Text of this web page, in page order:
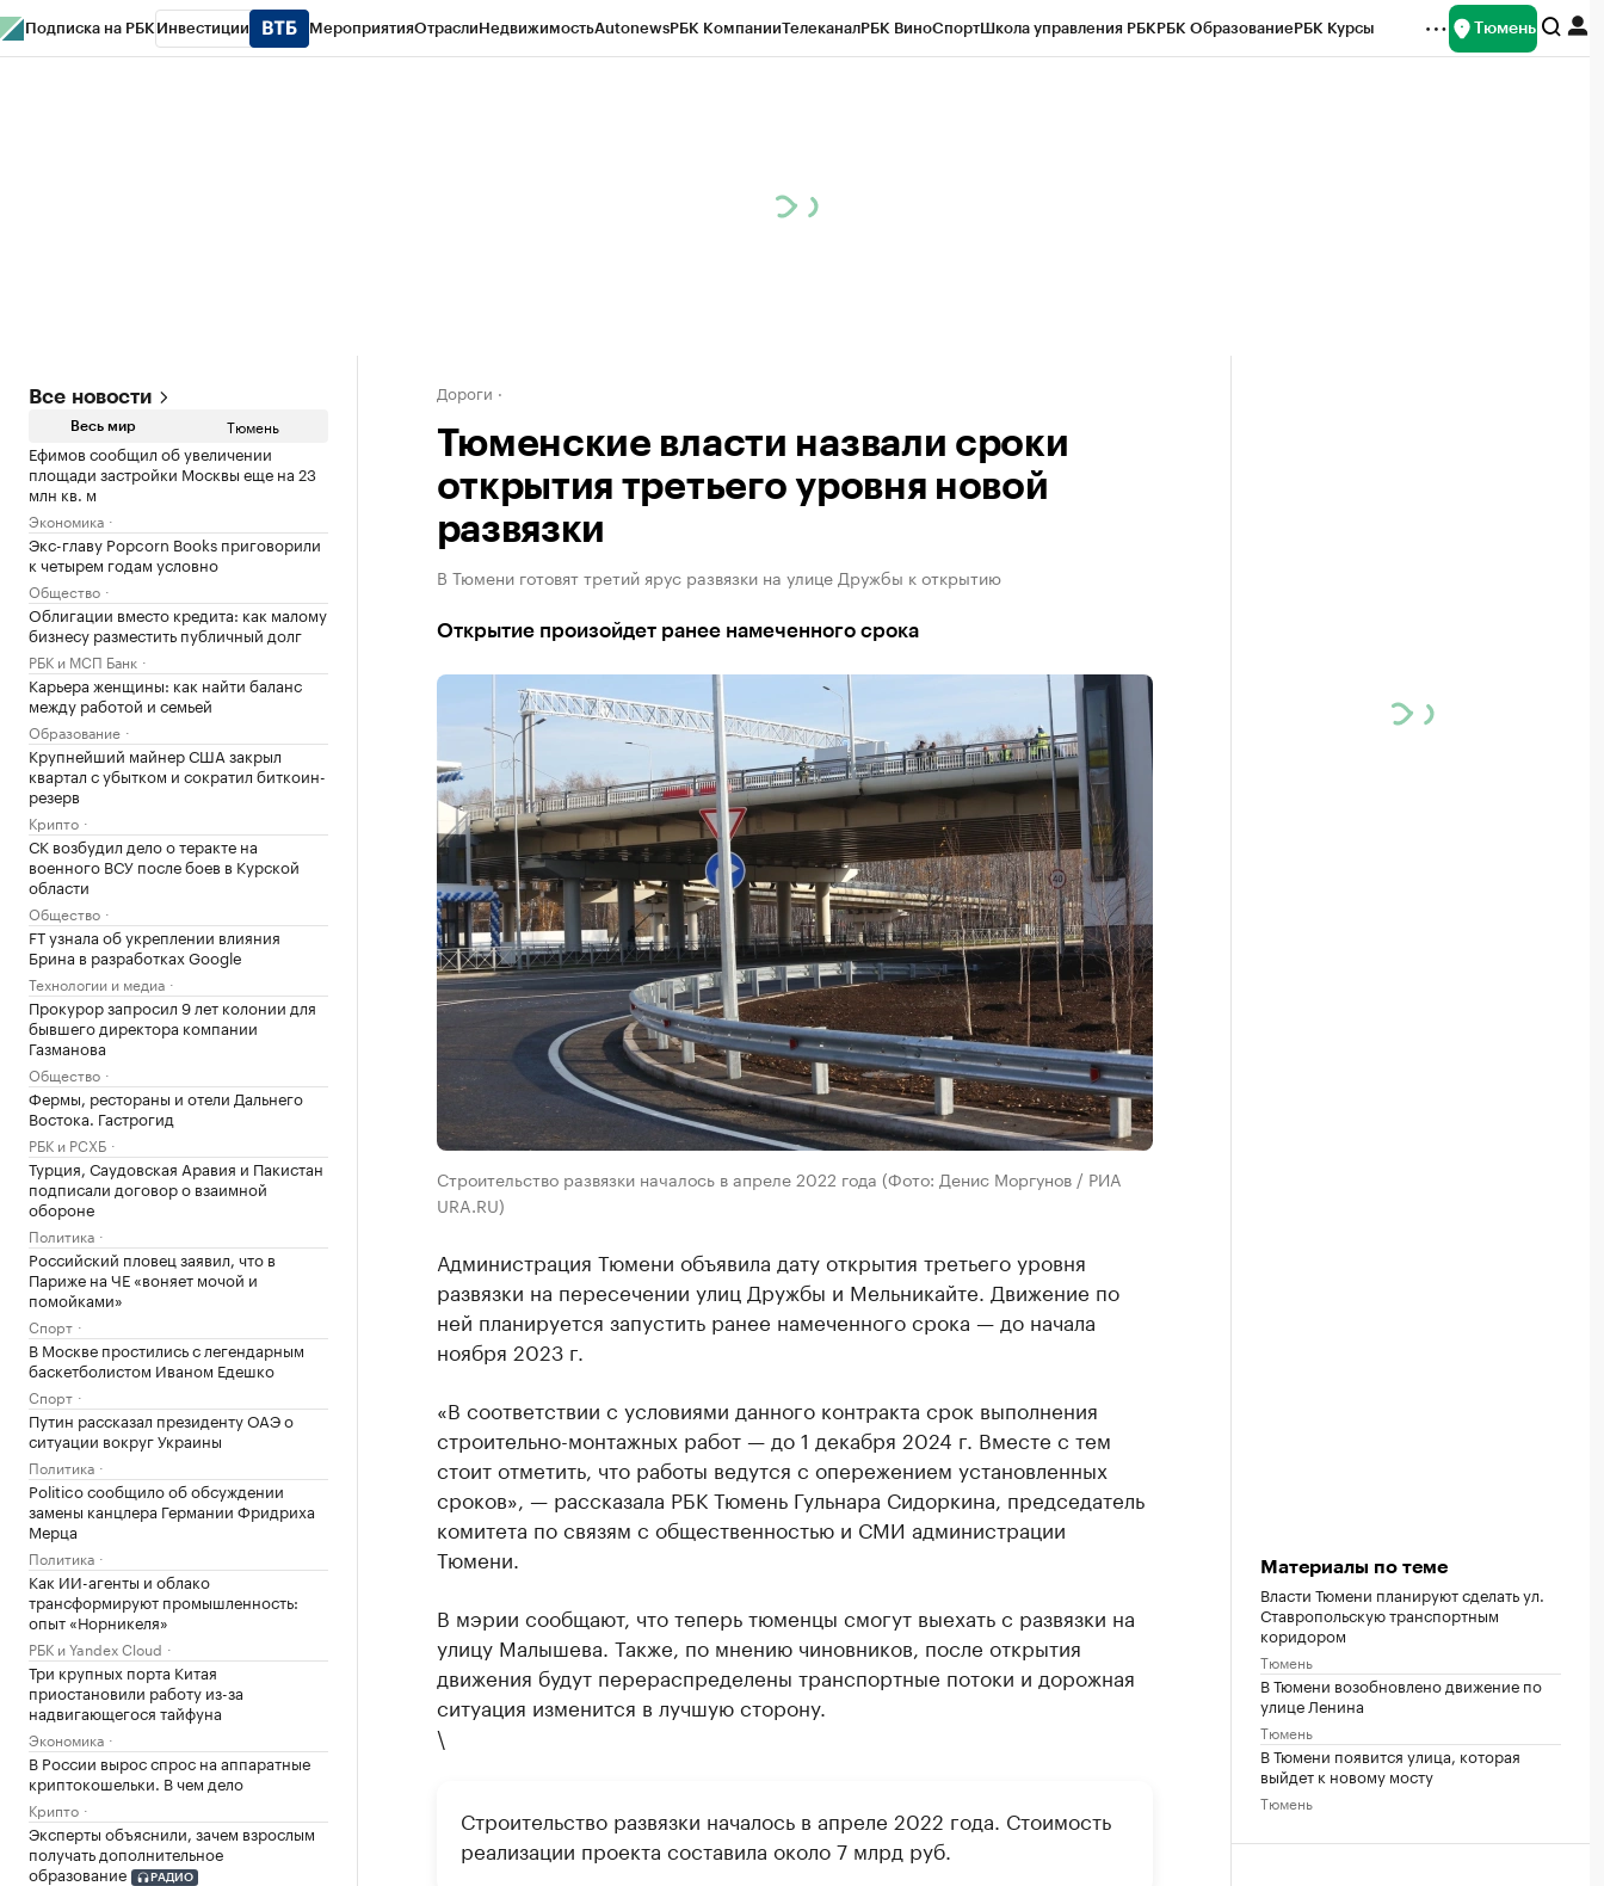
Подписка на РБК Инвестиции МероприятияОтраслиНедвижимостьAutonewsРБК КомпанииТелеканалРБК ВиноСпортШкола управления РБКРБК ОбразованиеРБК Курсы Тюмень
Все новости
Весь мир Тюмень
Ефимов сообщил об увеличении
площади застройки Москвы еще на 23
млн кв. м
Экономика
Экс-главу Popcorn Books приговорили
к четырем годам условно
Общество
Облигации вместо кредита: как малому
бизнесу разместить публичный долг
РБК и МСП Банк
Карьера женщины: как найти баланс
между работой и семьей
Образование
Крупнейший майнер США закрыл
квартал с убытком и сократил биткоин-
резерв
Крипто
СК возбудил дело о теракте на
военного ВСУ после боев в Курской
области
Общество
FT узнала об укреплении влияния
Брина в разработках Google
Технологии и медиа
Прокурор запросил 9 лет колонии для
бывшего директора компании
Газманова
Общество
Фермы, рестораны и отели Дальнего
Востока. Гастрогид
РБК и РСХБ
Турция, Саудовская Аравия и Пакистан
подписали договор о взаимной
обороне
Политика
Российский пловец заявил, что в
Париже на ЧЕ «воняет мочой и
помойками»
Спорт
В Москве простились с легендарным
баскетболистом Иваном Едешко
Спорт
Путин рассказал президенту ОАЭ о
ситуации вокруг Украины
Политика
Politico сообщило об обсуждении
замены канцлера Германии Фридриха
Мерца
Политика
Как ИИ-агенты и облако
трансформируют промышленность:
опыт «Норникеля»
РБК и Yandex Cloud
Три крупных порта Китая
приостановили работу из-за
надвигающегося тайфуна
Экономика
В России вырос спрос на аппаратные
криптокошельки. В чем дело
Крипто
Эксперты объяснили, зачем взрослым
получать дополнительное
образование
РАДИО
Дороги
Тюменские власти назвали сроки
открытия третьего уровня новой
развязки
В Тюмени готовят третий ярус развязки на улице Дружбы к открытию
Открытие произойдет ранее намеченного срока
Строительство развязки началось в апреле 2022 года (Фото: Денис Моргунов / РИА
URA.RU)
Администрация Тюмени объявила дату открытия третьего уровня
развязки на пересечении улиц Дружбы и Мельникайте. Движение по
ней планируется запустить ранее намеченного срока — до начала
ноября 2023 г.
«В соответствии с условиями данного контракта срок выполнения
строительно-монтажных работ — до 1 декабря 2024 г. Вместе с тем
стоит отметить, что работы ведутся с опережением установленных
сроков», — рассказала РБК Тюмень Гульнара Сидоркина, председатель
комитета по связям с общественностью и СМИ администрации
Тюмени.
В мэрии сообщают, что теперь тюменцы смогут выехать с развязки на
улицу Малышева. Также, по мнению чиновников, после открытия
движения будут перераспределены транспортные потоки и дорожная
ситуация изменится в лучшую сторону.
\
Строительство развязки началось в апреле 2022 года. Стоимость
реализации проекта составила около 7 млрд руб.
Материалы по теме
Власти Тюмени планируют сделать ул.
Ставропольскую транспортным
коридором
Тюмень
В Тюмени возобновлено движение по
улице Ленина
Тюмень
В Тюмени появится улица, которая
выйдет к новому мосту
Тюмень